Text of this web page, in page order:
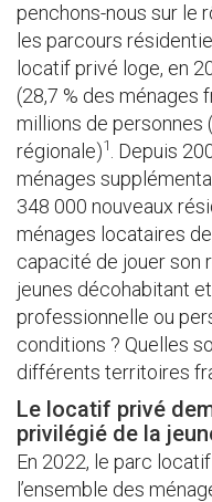
penchons-nous sur le
les parcours
locatif privé loge, en
(28,7 % des ménages
millions de personnes
régionale)1
. Depuis
ménages
348 000 nouveaux
ménages locataires
capacité de jouer son
jeunes décohabitant
professionnelle ou
conditions ? Quelles
différents territoires
Le locatif privé
privilégié de la
En 2022, le parc
l’ensemble des